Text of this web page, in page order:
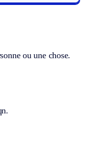
ou une chose.